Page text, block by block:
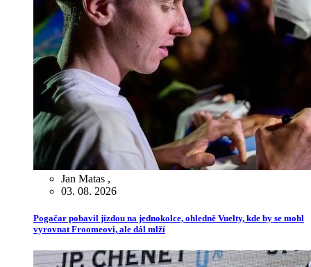
Jan Matas ,
03. 08. 2026
Pogačar pobavil jízdou na jednokolce, ohledně Vuelty, kde by se mohl
vyrovnat Froomeovi, ale dál mlží